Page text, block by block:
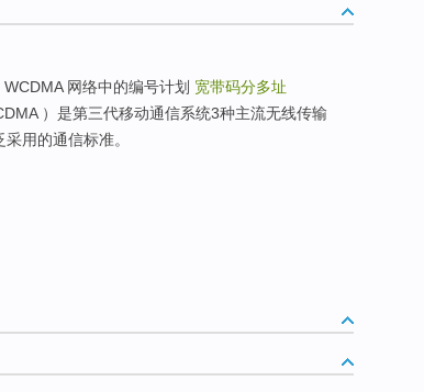
网络中的编号计划 宽带码分多址
）是第三代移动通信系统3种主流无线传输
用的通信标准。